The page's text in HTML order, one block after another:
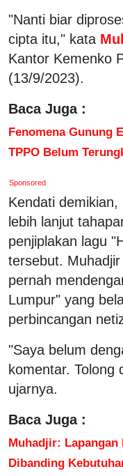
"Nanti biar
cipta itu," kata
Kantor Kemenko
(13/9/2023).
Baca Juga :
Fenomena Gunung
TPPO Belum
Sponsored
Kendati
lebih lanjut
penjiplakan lagu
tersebut.
pernah
Lumpur" yang
perbincangan
"Saya belum
komentar. Tolong
ujarnya.
Baca Juga :
Muhadjir: Lapangan
Dibanding